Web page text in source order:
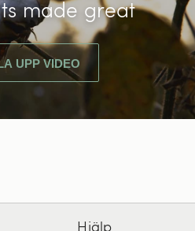
made great
UPP VIDEO
Hjälp